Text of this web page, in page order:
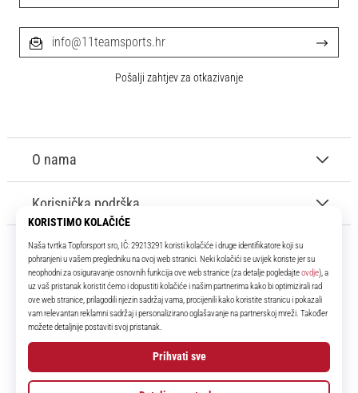
11teamsports.hr
Tvoj smo pouzdani suigrač već više od 16 godina! Cijelo to vrijeme
donosimo ti najbolje i najnovije proizvode iz svijeta nogometa.
Facebook
Instagram
O nama
Korisnička podrška
info@11teamsports.hr
Pošalji zahtjev za otkazivanje